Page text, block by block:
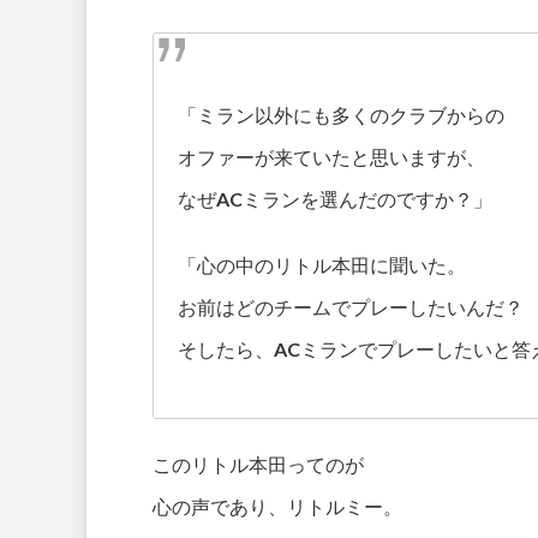
「ミラン以外にも多くのクラブからの
オファーが来ていたと思いますが、
なぜACミランを選んだのですか？」
「心の中のリトル本田に聞いた。
お前はどのチームでプレーしたいんだ？
そしたら、ACミランでプレーしたいと答
このリトル本田ってのが
心の声であり、リトルミー。